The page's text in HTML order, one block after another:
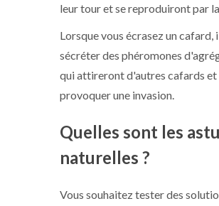
leur tour et se reproduiront par
Lorsque vous écrasez un cafard,
sécréter des phéromones
qui attireront d'autres cafards et
provoquer une invasion.
Quelles sont les
naturelles ?
Vous souhaitez tester des